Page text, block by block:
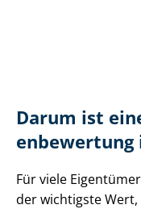
Darum ist
en­be­wer­tung
Für viele
der wichtigste